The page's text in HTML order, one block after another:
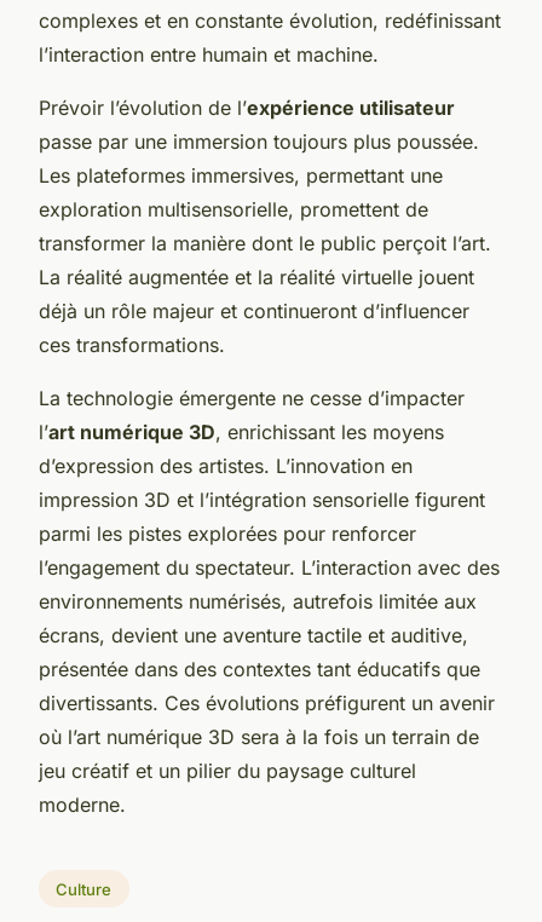
complexes et en constante évolution, redéfinissant
l’interaction entre humain et machine.
Prévoir l’évolution de l’expérience utilisateur
passe par une immersion toujours plus poussée.
Les plateformes immersives, permettant une
exploration multisensorielle, promettent de
transformer la manière dont le public perçoit l’art.
La réalité augmentée et la réalité virtuelle jouent
déjà un rôle majeur et continueront d’influencer
ces transformations.
La technologie émergente ne cesse d’impacter
l’art numérique 3D, enrichissant les moyens
d’expression des artistes. L’innovation en
impression 3D et l’intégration sensorielle figurent
parmi les pistes explorées pour renforcer
l’engagement du spectateur. L’interaction avec des
environnements numérisés, autrefois limitée aux
écrans, devient une aventure tactile et auditive,
présentée dans des contextes tant éducatifs que
divertissants. Ces évolutions préfigurent un avenir
où l’art numérique 3D sera à la fois un terrain de
jeu créatif et un pilier du paysage culturel
moderne.
Culture